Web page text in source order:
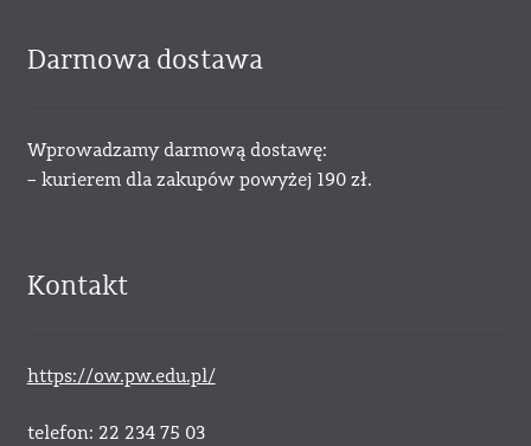
Darmowa dostawa
Wprowadzamy darmową dostawę:
– kurierem dla zakupów powyżej 190 zł.
Kontakt
https://ow.pw.edu.pl/
telefon: 22 234 75 03